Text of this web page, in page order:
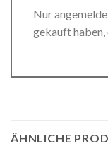
Nur
gekauft
ÄHNLICHE